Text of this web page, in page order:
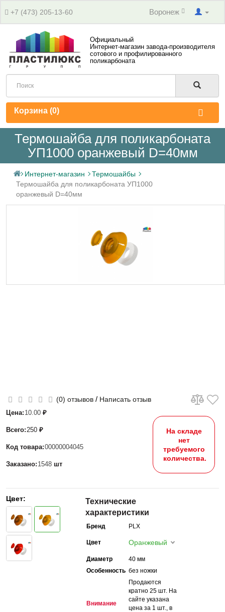
+7 (473) 205-13-60 Воронеж
Официальный
Интернет-магазин завода-производителя
сотового и профилированного
поликарбоната
Корзина (0)
Термошайба для поликарбоната
УП1000 оранжевый D=40мм
Интернет-магазин
Термошайбы
Термошайба для поликарбоната УП1000
оранжевый D=40мм
(0) отзывов / Написать отзыв
Цена: 10.00 ₽
Всего: 250 ₽
Код товара:00000004045
Заказано: 1548 шт
На складе
нет
требуемого
количества.
Цвет:
Технические
характеристики
Бренд PLX
Цвет Оранжевый
Диаметр
40 мм
Особенность без ножки
Внимание
Продаются
кратно 25 шт. На
сайте указана
цена за 1 шт., в